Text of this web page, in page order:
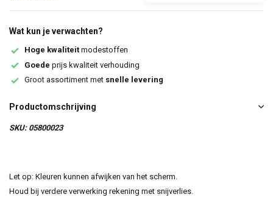
Wat kun je verwachten?
Hoge kwaliteit modestoffen
Goede prijs kwaliteit verhouding
Groot assortiment met snelle levering
Productomschrijving
SKU: 05800023
Let op: Kleuren kunnen afwijken van het scherm.
Houd bij verdere verwerking rekening met snijverlies.